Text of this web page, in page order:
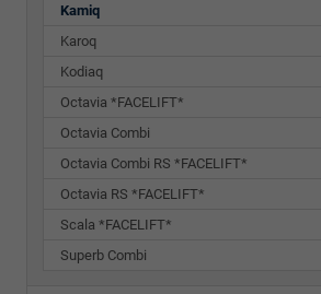
Kamiq
Karoq
Kodiaq
Octavia *FACELIFT*
Octavia Combi
Octavia Combi RS *FACELIFT*
Octavia RS *FACELIFT*
Scala *FACELIFT*
Superb Combi